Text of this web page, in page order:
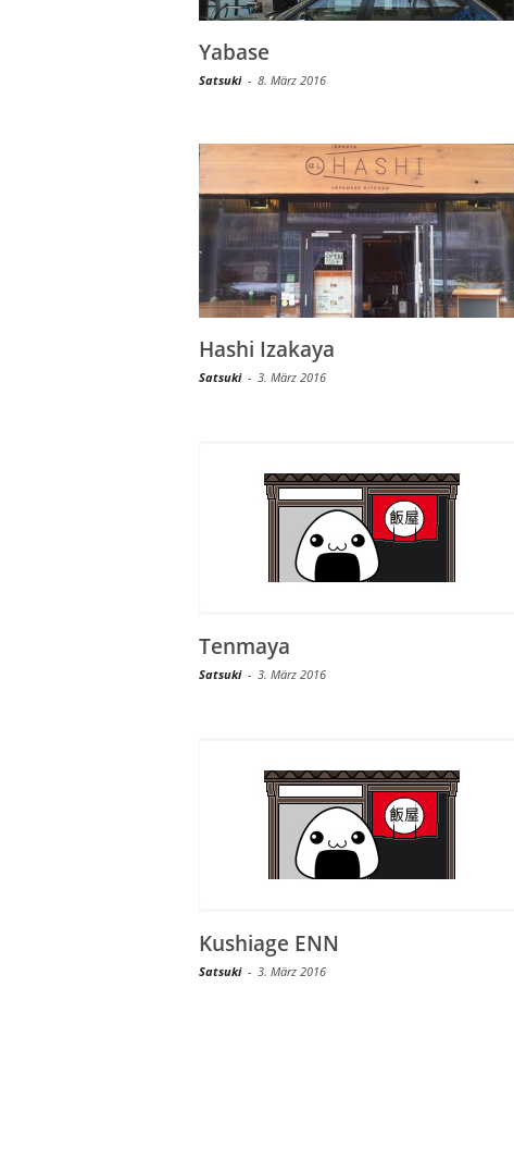
Yabase
Satsuki - 8. März 2016
Hashi Izakaya
Satsuki - 3. März 2016
Tenmaya
Satsuki - 3. März 2016
Kushiage ENN
Satsuki - 3. März 2016